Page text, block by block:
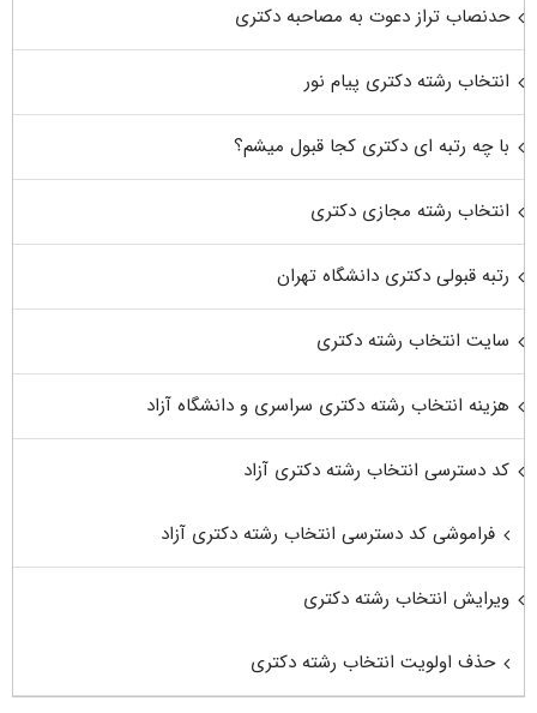
حدنصاب تراز دعوت به مصاحبه دکتری
انتخاب رشته دکتری پیام نور
با چه رتبه ای دکتری کجا قبول میشم؟
انتخاب رشته مجازی دکتری
رتبه قبولی دکتری دانشگاه تهران
سایت انتخاب رشته دکتری
هزینه انتخاب رشته دکتری سراسری و دانشگاه آزاد
کد دسترسی انتخاب رشته دکتری آزاد
فراموشی کد دسترسی انتخاب رشته دکتری آزاد
ویرایش انتخاب رشته دکتری
حذف اولویت انتخاب رشته دکتری